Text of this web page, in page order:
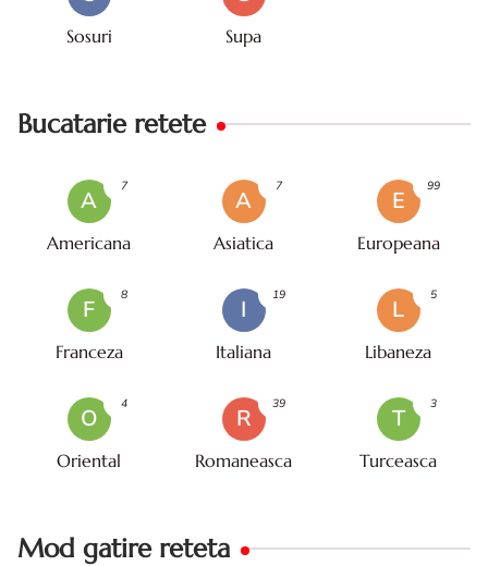
Sosuri Supa
Bucatarie retete
A
Americana
7
A
Asiatica
7
E
Europeana
99
F
Franceza
8
I
Italiana
19
L
Libaneza
5
O
Oriental
4
R
Romaneasca
39
T
Turceasca
3
Mod gatire reteta